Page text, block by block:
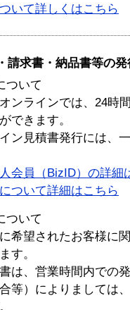
いて詳しくはこちら
請求書・納品書等の
ついて
ンラインでは、24時
できます。
ン見積書発行には、
会員（BizID）の詳細
ついて詳細はこちら
ついて
希望されたお客様に
す。
は、営業時間内での
等）によりましては